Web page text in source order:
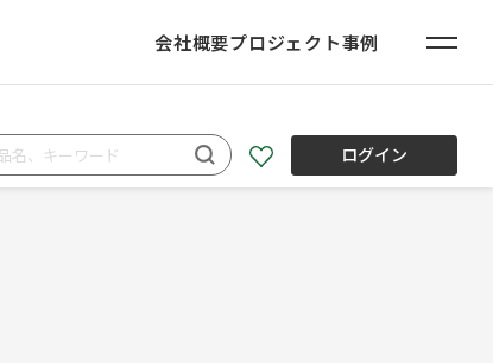
会社概要プロジェクト事例
ログイン